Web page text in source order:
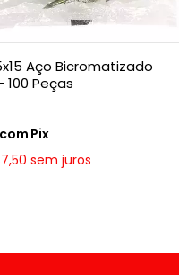
Aço Bicromatizado
100 Peças
com Pix
sem juros